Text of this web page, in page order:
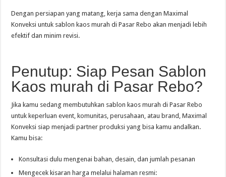
Dengan persiapan yang matang, kerja sama dengan Maximal
Konveksi untuk sablon kaos murah di Pasar Rebo akan menjadi lebih
efektif dan minim revisi.
Penutup: Siap Pesan Sablon
Kaos murah di Pasar Rebo?
Jika kamu sedang membutuhkan sablon kaos murah di Pasar Rebo
untuk keperluan event, komunitas, perusahaan, atau brand, Maximal
Konveksi siap menjadi partner produksi yang bisa kamu andalkan.
Kamu bisa:
Konsultasi dulu mengenai bahan, desain, dan jumlah pesanan
Mengecek kisaran harga melalui halaman resmi: